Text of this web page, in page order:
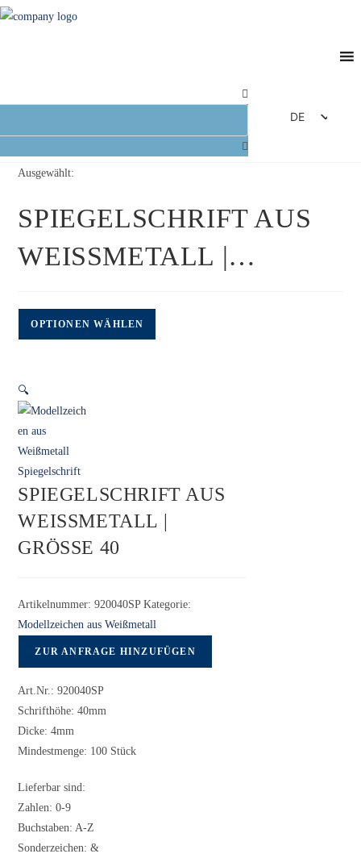
DE
IT
Ausgewählt:
SPIEGELSCHRIFT AUS
WEISSMETALL |…
OPTIONEN WÄHLEN
🔍
SPIEGELSCHRIFT AUS
WEISSMETALL | G
RÖSSE 40
Artikelnummer:920040SP Kategorie:
Modellzeichen aus Weißmetall
ZUR ANFRAGE HINZUFÜGEN
Art.Nr.: 920040SP
Schrifthöhe: 40mm
Dicke: 4mm
Mindestmenge: 100 Stück
Lieferbar sind:
Zahlen: 0-9
Buchstaben: A-Z
Sonderzeichen: &